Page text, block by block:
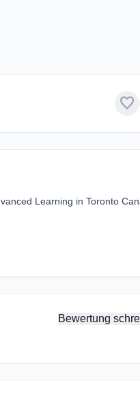
favorite
Learning in Toronto
Bewertung